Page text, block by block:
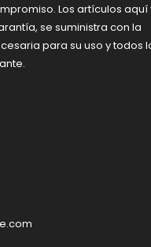
Los artículos aquí
se suministra con la
para su uso y todos